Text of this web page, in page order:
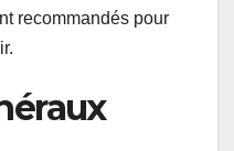
recommandés pour